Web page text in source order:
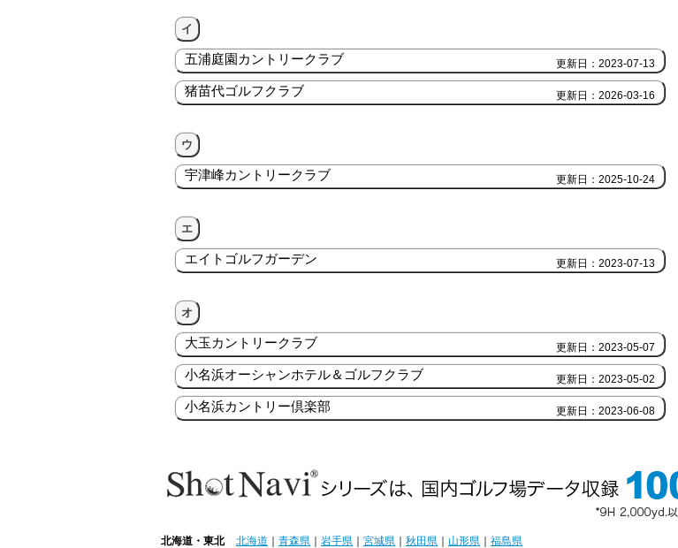
イ
五浦庭園カントリークラブ 更新日：2023-07-13
猪苗代ゴルフクラブ 更新日：2026-03-16
ウ
宇津峰カントリークラブ 更新日：2025-10-24
エ
エイトゴルフガーデン 更新日：2023-07-13
オ
大玉カントリークラブ 更新日：2023-05-07
小名浜オーシャンホテル＆ゴルフクラブ 更新日：2023-05-02
小名浜カントリー倶楽部 更新日：2023-06-08
北海道・東北 北海道 青森県 岩手県 宮城県 秋田県 山形県 福島県